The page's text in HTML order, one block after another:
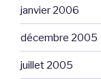
janvier 2006
décembre 2005
juillet 2005